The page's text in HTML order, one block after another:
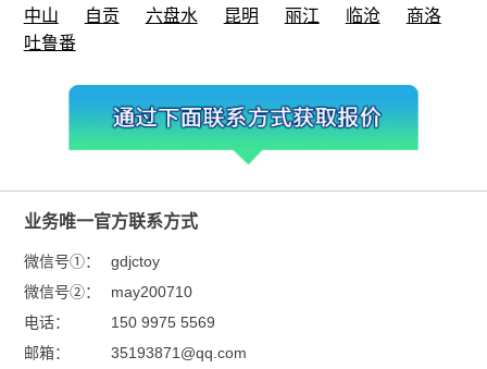
中山
自贡 六盘水 昆明 丽江 临沧
商洛
吐鲁番
业务唯一官方联系方式
微信号①：
gdjctoy
微信号②：
may200710
电话：
150 9975 5569
邮箱：
35193871@qq.com